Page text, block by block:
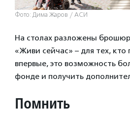
Фото: Дима Жаров / АСИ
На столах разложены
«Живи сейчас» – для тех,
впервые, это возможность
фонде и получить
Помнить